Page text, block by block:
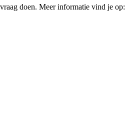
doen. Meer informatie vind je op: